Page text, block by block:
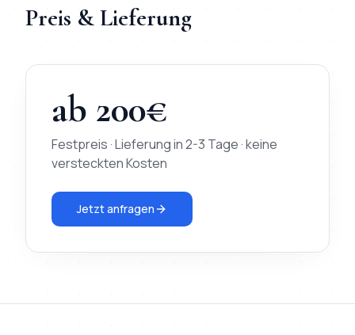
Preis & Lieferung
ab 200€
Festpreis · Lieferung in2-3 Tage · keine
versteckten Kosten
Jetzt anfragen